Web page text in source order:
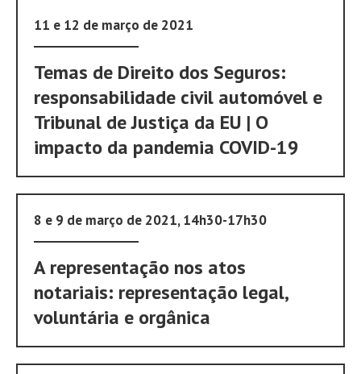
11 e 12 de março de 2021
Temas de Direito dos Seguros:
responsabilidade civil automóvel e
Tribunal de Justiça da EU | O
impacto da pandemia COVID-19
8 e 9 de março de 2021, 14h30-17h30
A representação nos atos
notariais: representação legal,
voluntária e orgânica